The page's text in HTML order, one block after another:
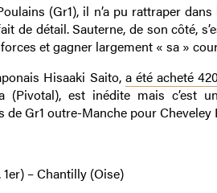
(Gr1), il n’a pu rattraper
de détail. Sauterne, de son côté,
et gagner largement « sa »
Hisaaki Saito, a été acheté
(Pivotal), est inédite mais c’est
Gr1 outre-Manche pour Cheveley
– Chantilly (Oise)